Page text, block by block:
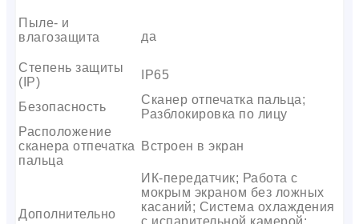
Пыле- и
влагозащита
да
Степень защиты
(IP)
IP65
Безопасность
Сканер отпечатка пальца;
Разблокировка по лицу
Расположение
сканера отпечатка
пальца
Встроен в экран
Дополнительно
ИК-передатчик; Работа с
мокрым экраном без ложных
касаний; Система охлаждения
с испарительной камерой;